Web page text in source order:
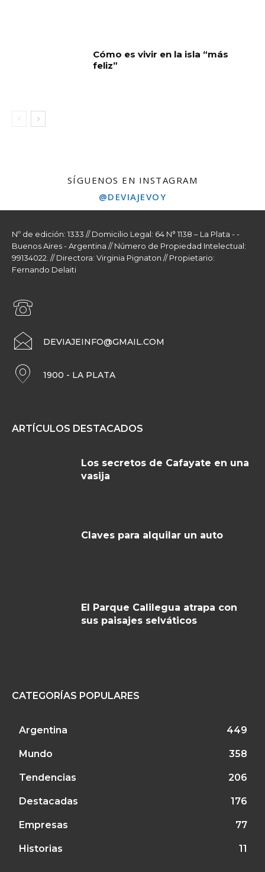
Cómo es vivir en la isla “más
feliz”
SÍGUENOS EN INSTAGRAM
@DEVIAJEVOY
Nº de edición: 1333 // Domicilio Legal: 64 N° 1138 – La Plata - -
Buenos Aires - Argentina // Número de Propiedad Intelectual:
99134022. // Directora: Virginia Pignaton // Propietario:
Fernando Delaiti
DEVIAJEINFO@GMAIL.COM
1900 - LA PLATA
ARTÍCULOS DESTACADOS
Los secretos de Cafayate en una
vasija
Claves para alquilar un auto
El Parque Calilegua atrapa con
sus paisajes selváticos
CATEGORÍAS POPULARES
Argentina 449
Mundo 358
Tendencias 206
Destacadas 176
Empresas 77
Historias 11